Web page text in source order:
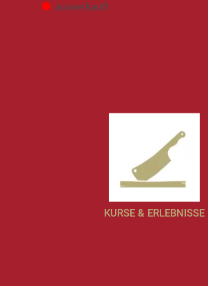
ausverkauft
KURSE & ERLEBNISSE